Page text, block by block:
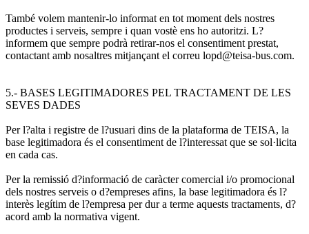
També volem mantenir-lo informat en tot moment dels nostres
productes i serveis, sempre i quan vostè ens ho autoritzi. L?
informem que sempre podrà retirar-nos el consentiment prestat,
contactant amb nosaltres mitjançant el correu lopd@teisa-bus.com.
5.- BASES LEGITIMADORES PEL TRACTAMENT DE LES
SEVES DADES
Per l?alta i registre de l?usuari dins de la plataforma de TEISA, la
base legitimadora és el consentiment de l?interessat que se sol·licita
en cada cas.
Per la remissió d?informació de caràcter comercial i/o promocional
dels nostres serveis o d?empreses afins, la base legitimadora és l?
interès legítim de l?empresa per dur a terme aquests tractaments, d?
acord amb la normativa vigent.